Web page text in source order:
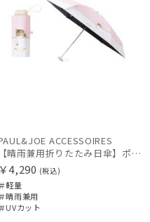
ACCESSOIRES
【晴雨兼用折りたたみ日傘】ポール & ジョー (PAUL & JOE ACCESSOIRES) スウィングヌネット コンパクトミニ 一級遮光99.99% 遮熱 簡単開閉 UV 晴雨兼用
￥4,290 (税込)
＃軽量
＃晴雨兼用
＃UVカット